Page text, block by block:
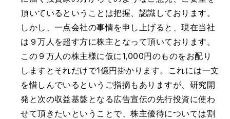
頂いているということは把握、認識しております。
しかし、一点会社の事情を申し上げると、現在当社
は９万人を超す方に株主となって頂いております。
この９万人の株主様に仮に1,000円のものをお配り
しますとそれだけで1億円掛かります。これには一文
を惜しんでいるというご指摘もありますが、研究開
発と次の収益基盤となる広告宣伝の先行投資に使わ
せて頂きたいということで、株主優待については割